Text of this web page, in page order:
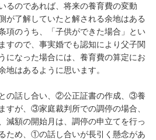
るのであれば、将来の養育費の変動
が了解していたと解される余地はある
項のうち、「子供ができた場合」とい
すので、事実婚でも認知により父子関
になった場合には、養育費の算定にお
地はあるように思います。
の話し合い、②公正証書の作成、③養
すが、③家庭裁判所での調停の場合、
減額の開始月は、調停の申立てを行っ
ため、①の話し合いが長引く懸念があ